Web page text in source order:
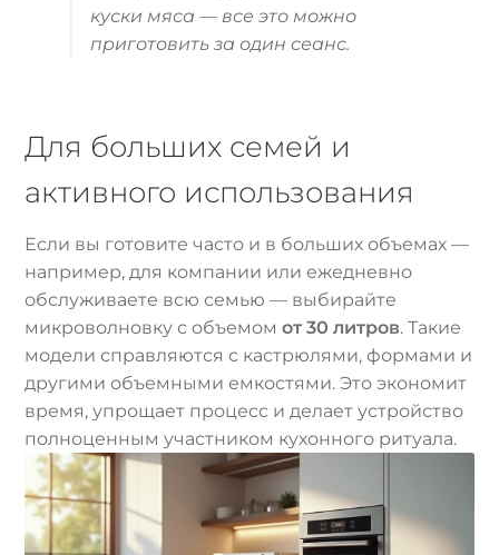
куски мяса — все это можно
приготовить за один сеанс.
Для больших семей и
активного использования
Если вы готовите часто и в больших объемах —
например, для компании или ежедневно
обслуживаете всю семью — выбирайте
микроволновку с объемомот 30 литров. Такие
модели справляются с кастрюлями, формами и
другими объемными емкостями. Это экономит
время, упрощает процесс и делает устройство
полноценным участником кухонного ритуала.